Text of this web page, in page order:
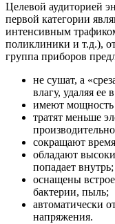
Целевой аудиторией
первой категории
интенсивным
поликлиники и т.д.),
группа приборов
не сушат, а
влагу, удаляя
имеют мощность
тратят меньше
сокращают
обладают
попадает внутрь;
оснащены
бактерии, пыль;
автоматически
напряжения.